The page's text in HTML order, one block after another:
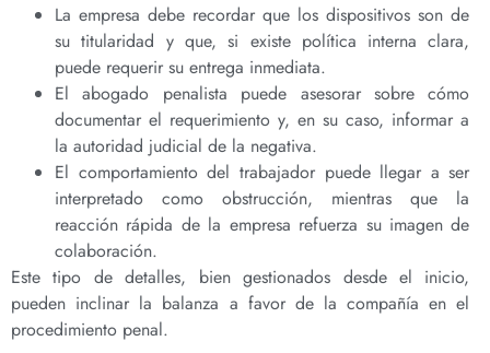
La empresa debe recordar que los dispositivos son de
su titularidad y que, si existe política interna clara,
puede requerir su entrega inmediata.
El abogado penalista puede asesorar sobre cómo
documentar el requerimiento y, en su caso, informar a
la autoridad judicial de la negativa.
El comportamiento del trabajador puede llegar a ser
interpretado como obstrucción, mientras que la
reacción rápida de la empresa refuerza su imagen de
colaboración.
Este tipo de detalles, bien gestionados desde el inicio,
pueden inclinar la balanza a favor de la compañía en el
procedimiento penal.